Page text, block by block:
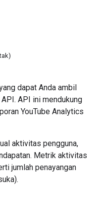
dapat Anda ambil
API ini mendukung
YouTube Analytics
aktivitas pengguna,
Metrik aktivitas
jumlah penayangan